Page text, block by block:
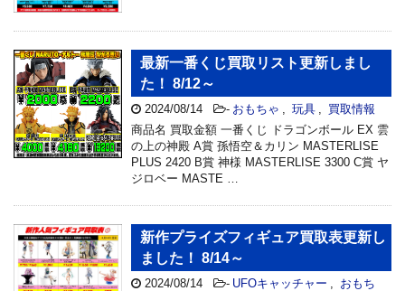
最新一番くじ買取リスト更新しまし
た！ 8/12～
2024/08/14 - おもちゃ 玩具
買取情報
商品名 買取金額 一番くじ ドラゴンボール EX 雲
の上の神殿 A賞 孫悟空＆カリン MASTERLISE
PLUS 2420 B賞 神様 MASTERLISE 3300 C賞 ヤ
ジロベー MASTE …
新作プライズフィギュア買取表更新し
ました！ 8/14～
2024/08/14 - UFOキャッチャー
おもち